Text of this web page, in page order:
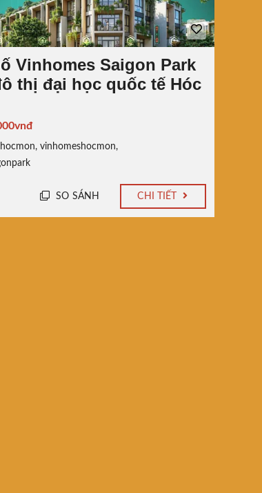
Vinhomes Saigon Park
thị đại học quốc tế Hóc
hocmon, vinhomeshocmon,
SO SÁNH CHI TIẾT